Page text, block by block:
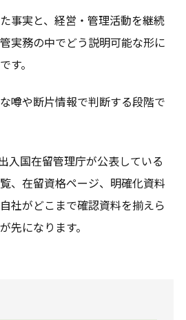
事実と、経営・管理活動を継続
実務の中でどう説明可能な形に
す。
噂や断片情報で判断する段階で
入国在留管理庁が公表している
、在留資格ページ、明確化資料
社がどこまで確認資料を揃えら
先になります。